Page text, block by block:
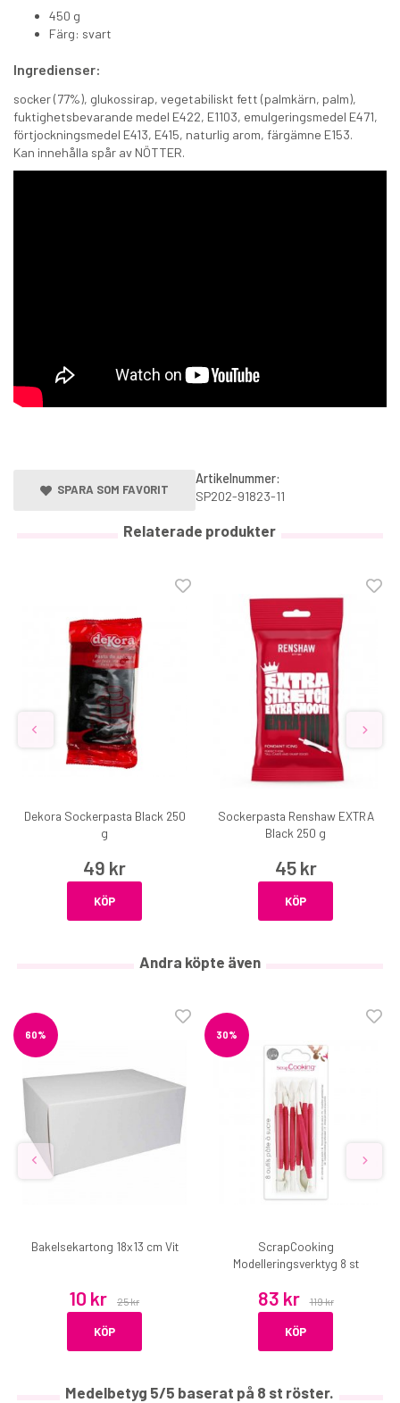
450 g
Färg: svart
Ingredienser:
socker (77%), glukossirap, vegetabiliskt fett (palmkärn, palm),
fuktighetsbevarande medel E422, E1103, emulgeringsmedel E471,
förtjockningsmedel E413, E415, naturlig arom, färgämne E153.
Kan innehålla spår av NÖTTER.
SPARA SOM FAVORIT
Artikelnummer:
SP202-91823-11
Relaterade produkter
Dekora Sockerpasta Black 250
g
49 kr
KÖP
Sockerpasta Renshaw EXTRA
Black 250 g
45 kr
KÖP
Andra köpte även
60%
Bakelsekartong 18x13 cm Vit
10 kr 25 kr
KÖP
30%
ScrapCooking
Modelleringsverktyg 8 st
83 kr 119 kr
KÖP
Medelbetyg 5/5 baserat på 8 st röster.